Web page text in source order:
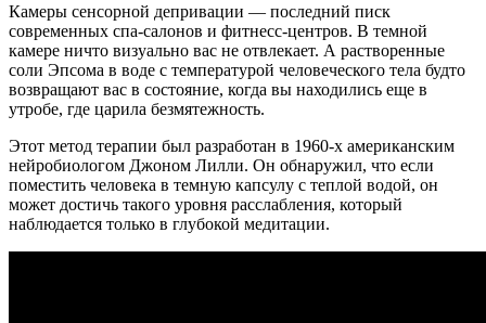
Камеры сенсорной депривации — последний писк
современных спа-салонов и фитнесс-центров. В темной
камере ничто визуально вас не отвлекает. А растворенные
соли Эпсома в воде с температурой человеческого тела будто
возвращают вас в состояние, когда вы находились еще в
утробе, где царила безмятежность.
Этот метод терапии был разработан в 1960-х американским
нейробиологом Джоном Лилли. Он обнаружил, что если
поместить человека в темную капсулу с теплой водой, он
может достичь такого уровня расслабления, который
наблюдается только в глубокой медитации.